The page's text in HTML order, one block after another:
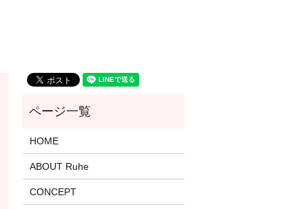
HOME
ABOUT Ruhe
CONCEPT